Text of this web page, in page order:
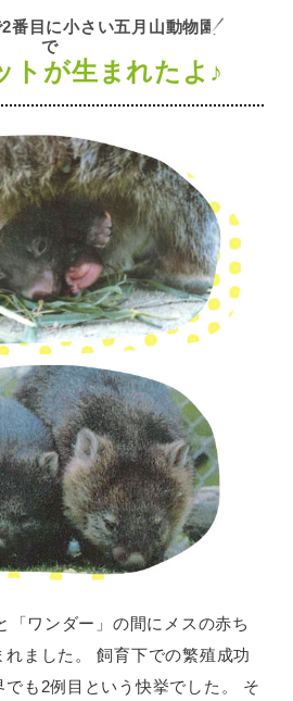
トが生まれたよ♪
番目に小さい五月山動物園
で
「ワンダー」の間にメスの赤ち
れました。 飼育下での繁殖成功
でも2例目という快挙でした。 そ